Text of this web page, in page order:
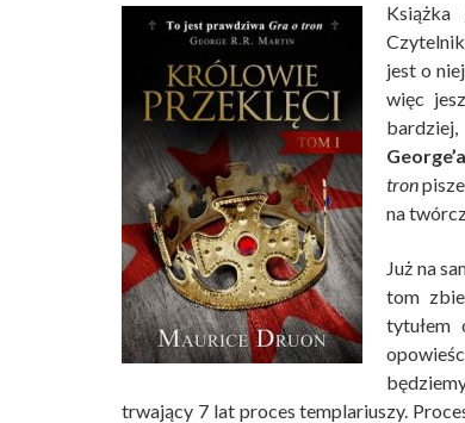
Książka
jest o
więc
tron
na
Już na
tom
tytułem
trwający 7 lat proces templariuszy.